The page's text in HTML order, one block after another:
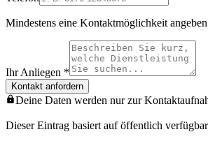
Mindestens eine Kontaktmöglichkeit
Ihr Anliegen *
Kontakt anfordern
Deine Daten werden nur zur
Dieser Eintrag basiert auf öffentlich